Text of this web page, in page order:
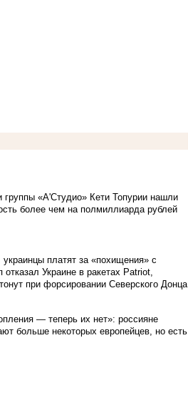
группы «А'Студио» Кети Топурии нашли
более чем на полмиллиарда рублей
платят за «похищения» с
Украине в ракетах Patriot,
при форсировании Северского Донца
— теперь их нет»: россияне
больше некоторых европейцев, но есть